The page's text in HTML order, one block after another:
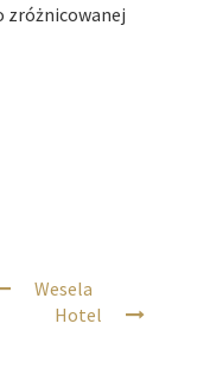
zróżnicowanej
Wesela
Hotel